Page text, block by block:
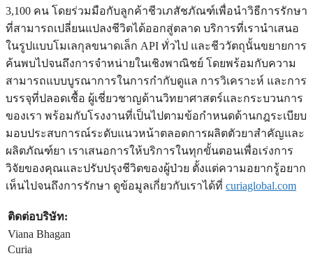
3,100 คน โดยร่วมมือกับลูกค้าชีวเภสัชภัณฑ์เพื่อนำวิธีการรักษา
ที่สามารถเปลี่ยนแปลงชีวิตได้ออกสู่ตลาด บริการที่เรานำเสนอ
ในรูปแบบโมเลกุลขนาดเล็ก API ทั่วไป และชีววัตถุนั้นขยายการ
ค้นพบไปจนถึงการจำหน่ายในเชิงพาณิชย์ โดยพร้อมกับความ
สามารถแบบบูรณาการในการกำกับดูแล การวิเคราะห์ และการ
บรรจุที่ปลอดเชื้อ ผู้เชี่ยวชาญด้านวิทยาศาสตร์และกระบวนการ
ของเรา พร้อมกับโรงงานที่เป็นไปตามข้อกำหนดด้านกฎระเบียบ
มอบประสบการณ์ระดับแนวหน้าตลอดการผลิตตัวยาสําคัญและ
ผลิตภัณฑ์ยา เราเสนอการให้บริการในทุกขั้นตอนเพื่อเร่งการ
วิจัยของคุณและปรับปรุงชีวิตของผู้ป่วย ตั้งแต่ความอยากรู้อยาก
เห็นไปจนถึงการรักษา ดูข้อมูลเกี่ยวกับเราได้ที่ curiaglobal.com
ติดต่อบริษัท:
Viana Bhagan
Curia